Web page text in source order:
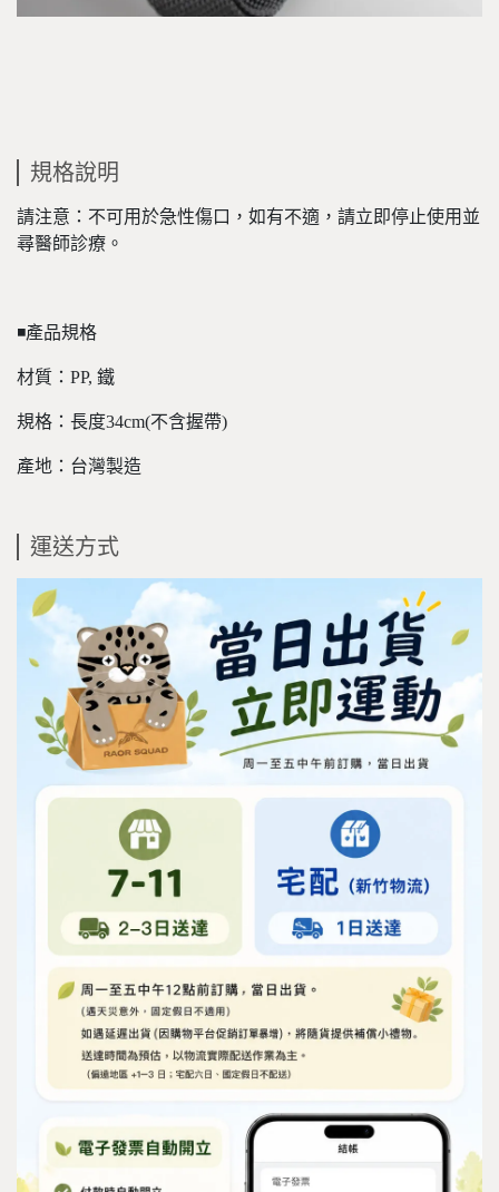
規格說明
請注意：不可用於急性傷口，如有不適，請立即停止使用並
尋醫師診療。
◾️產品規格
材質：PP, 鐵
規格：長度34cm(不含握帶)
產地：台灣製造
運送方式